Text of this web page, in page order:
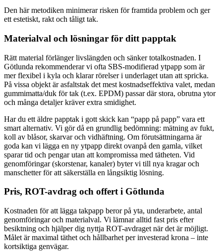
Den här metodiken minimerar risken för framtida problem och ger
ett estetiskt, rakt och tåligt tak.
Materialval och lösningar för ditt papptak
Rätt material förlänger livslängden och sänker totalkostnaden. I
Götlunda rekommenderar vi ofta SBS-modifierad ytpapp som är
mer flexibel i kyla och klarar rörelser i underlaget utan att spricka.
På vissa objekt är asfaltstak det mest kostnadseffektiva valet, medan
gummimatta/duk för tak (t.ex. EPDM) passar där stora, obrutna ytor
och många detaljer kräver extra smidighet.
Har du ett äldre papptak i gott skick kan “papp på papp” vara ett
smart alternativ. Vi gör då en grundlig bedömning: mätning av fukt,
koll av blåsor, skarvar och vidhäftning. Om förutsättningarna är
goda kan vi lägga en ny ytpapp direkt ovanpå den gamla, vilket
sparar tid och pengar utan att kompromissa med tätheten. Vid
genomföringar (skorstenar, kanaler) byter vi till nya kragar och
manschetter för att säkerställa en långsiktig lösning.
Pris, ROT-avdrag och offert i Götlunda
Kostnaden för att lägga takpapp beror på yta, underarbete, antal
genomföringar och materialval. Vi lämnar alltid fast pris efter
besiktning och hjälper dig nyttja ROT-avdraget när det är möjligt.
Målet är maximal täthet och hållbarhet per investerad krona – inte
kortsiktiga genvägar.